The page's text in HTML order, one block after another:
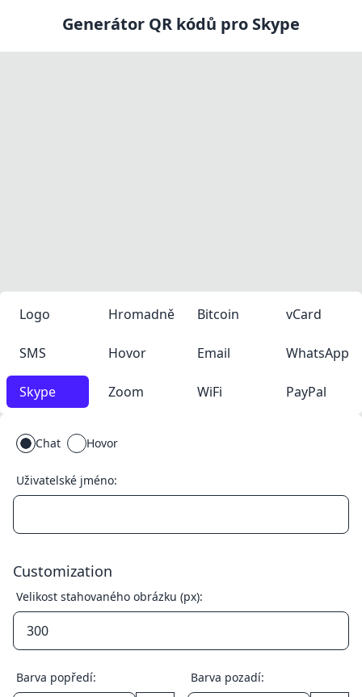
Generátor QR kódů pro Skype
Logo Hromadně Bitcoin vCard
SMS Hovor Email WhatsApp
Skype Zoom WiFi PayPal
Chat Hovor
Uživatelské jméno:
Customization
Velikost stahovaného obrázku (px):
Barva popředí: Barva pozadí: